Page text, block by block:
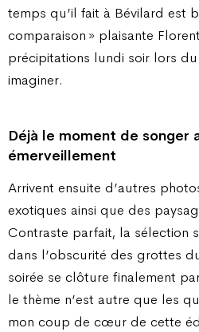
temps qu’il fait à Bévilard est
comparaison » plaisante
précipitations lundi soir lors
imaginer.
Déjà le moment de songer
émerveillement
Arrivent ensuite d’autres
exotiques ainsi que des
Contraste parfait, la sélection
dans l’obscurité des grottes
soirée se clôture finalement
le thème n’est autre que les
mon coup de cœur de cette